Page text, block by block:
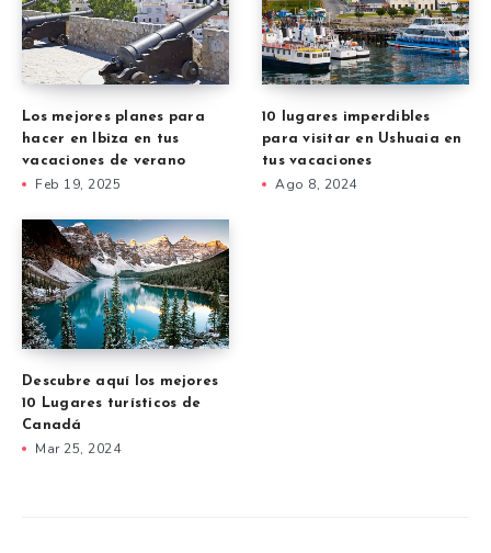
Los mejores planes para
hacer en Ibiza en tus
vacaciones de verano
Feb 19, 2025
10 lugares imperdibles
para visitar en Ushuaia en
tus vacaciones
Ago 8, 2024
Descubre aquí los mejores
10 Lugares turísticos de
Canadá
Mar 25, 2024